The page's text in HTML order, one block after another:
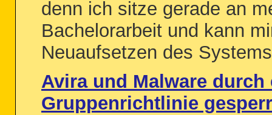
denn ich sitze gerade an
Bachelorarbeit und kann
Neuaufsetzen des
Avira und Malware durch
Gruppenrichtlinie